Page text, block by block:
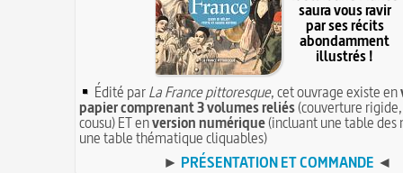
saura vous ravir
par ses récits
abondamment
illustrés !
Édité parLa France pittoresque, cet ouvrage existe en
papier comprenant 3 volumes reliés(couverture
cousu) ET enversion numérique(incluant une table des
une table thématique cliquables)
► PRÉSENTATION ET COMMANDE ◄